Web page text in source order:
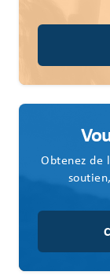
Obtenez de